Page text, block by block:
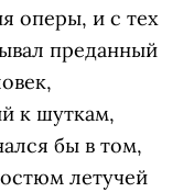
оперы, и с тех
преданный
к шуткам,
бы в том,
летучей